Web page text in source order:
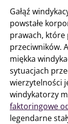
Gałąź
powstałe
prawach, które
przeciwników.
miękka
sytuacjach
wierzytelności
windykatorzy
faktoringowe
legendarne